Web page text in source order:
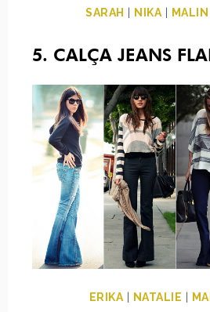
SARAH NIKA MALIN
5. CALÇA JEANS
ERIKA NATALIE